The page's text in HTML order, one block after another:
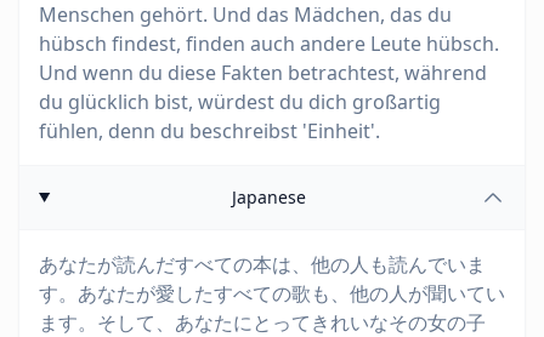
Menschen gehört. Und das Mädchen, das du
hübsch findest, finden auch andere Leute hübsch.
Und wenn du diese Fakten betrachtest, während
du glücklich bist, würdest du dich großartig
fühlen, denn du beschreibst 'Einheit'.
Japanese
あなたが読んだすべての本は、他の人も読んでいま
す。あなたが愛したすべての歌も、他の人が聞いてい
ます。そして、あなたにとってきれいなその女の子